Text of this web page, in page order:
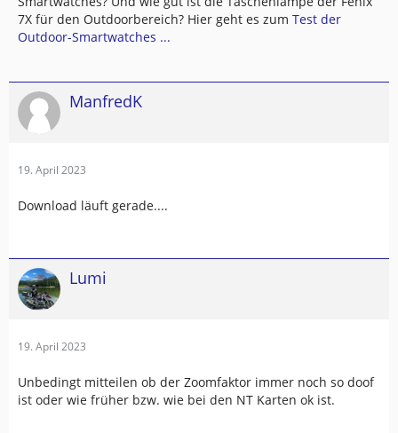
7X für den Outdoorbereich? Hier geht es zum Test der
Outdoor-Smartwatches ...
ManfredK
19. April 2023
Download läuft gerade....
Lumi
19. April 2023
Unbedingt mitteilen ob der Zoomfaktor immer noch so doof
ist oder wie früher bzw. wie bei den NT Karten ok ist.